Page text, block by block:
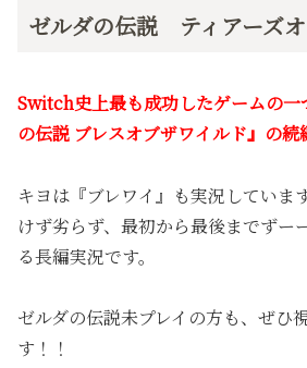
ゼルダの伝説 ティアーズ
Switch史上最も成功したゲームの一
の伝説 ブレスオブザワイルド』の続
キヨは『ブレワイ』も実況していま
けず劣らず、最初から最後までずー
る長編実況です。
ゼルダの伝説未プレイの方も、ぜひ
す！！